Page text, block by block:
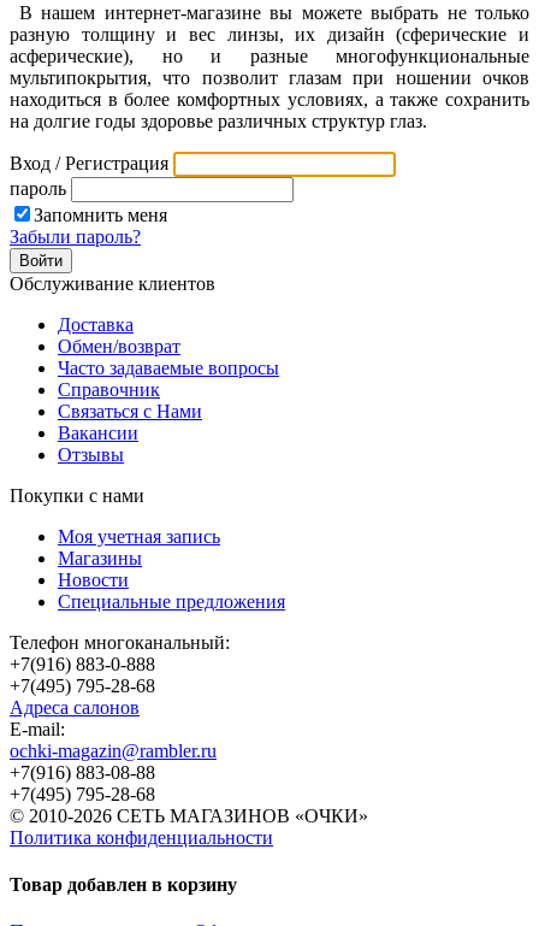
В нашем интернет-магазине вы можете выбрать не только
разную толщину и вес линзы, их дизайн (сферические и
асферические), но и разные многофункциональные
мультипокрытия, что позволит глазам при ношении очков
находиться в более комфортных условиях, а также сохранить
на долгие годы здоровье различных структур глаз.
Вход / Регистрация
пароль
Запомнить меня
Забыли пароль?
Обслуживание клиентов
Доставка
Обмен/возврат
Часто задаваемые вопросы
Справочник
Связаться с Нами
Вакансии
Отзывы
Покупки с нами
Моя учетная запись
Магазины
Новости
Специальные предложения
Телефон многоканальный:
+7(916) 883-0-888
+7(495) 795-28-68
Адреса салонов
Е-mail:
ochki-magazin@rambler.ru
+7(916) 883-08-88
+7(495) 795-28-68
© 2010-2026 СЕТЬ МАГАЗИНОВ «ОЧКИ»
Политика конфиденциальности
Товар добавлен в корзину